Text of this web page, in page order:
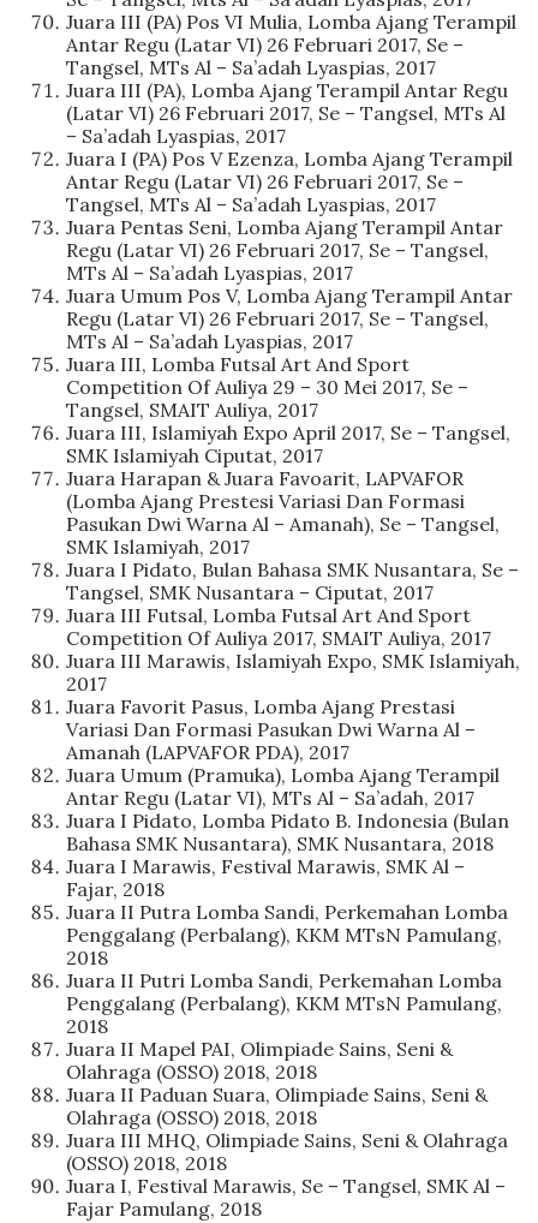
Juara III (PA) Pos VI Mulia, Lomba Ajang Terampil
Antar Regu (Latar VI) 26 Februari 2017, Se –
Tangsel, MTs Al – Sa’adah Lyaspias, 2017
Juara III (PA), Lomba Ajang Terampil Antar Regu
(Latar VI) 26 Februari 2017, Se – Tangsel, MTs Al
– Sa’adah Lyaspias, 2017
Juara I (PA) Pos V Ezenza, Lomba Ajang Terampil
Antar Regu (Latar VI) 26 Februari 2017, Se –
Tangsel, MTs Al – Sa’adah Lyaspias, 2017
Juara Pentas Seni, Lomba Ajang Terampil Antar
Regu (Latar VI) 26 Februari 2017, Se – Tangsel,
MTs Al – Sa’adah Lyaspias, 2017
Juara Umum Pos V, Lomba Ajang Terampil Antar
Regu (Latar VI) 26 Februari 2017, Se – Tangsel,
MTs Al – Sa’adah Lyaspias, 2017
Juara III, Lomba Futsal Art And Sport
Competition Of Auliya 29 – 30 Mei 2017, Se –
Tangsel, SMAIT Auliya, 2017
Juara III, Islamiyah Expo April 2017, Se – Tangsel,
SMK Islamiyah Ciputat, 2017
Juara Harapan & Juara Favoarit, LAPVAFOR
(Lomba Ajang Prestesi Variasi Dan Formasi
Pasukan Dwi Warna Al – Amanah), Se – Tangsel,
SMK Islamiyah, 2017
Juara I Pidato, Bulan Bahasa SMK Nusantara, Se –
Tangsel, SMK Nusantara – Ciputat, 2017
Juara III Futsal, Lomba Futsal Art And Sport
Competition Of Auliya 2017, SMAIT Auliya, 2017
Juara III Marawis, Islamiyah Expo, SMK Islamiyah,
2017
Juara Favorit Pasus, Lomba Ajang Prestasi
Variasi Dan Formasi Pasukan Dwi Warna Al –
Amanah (LAPVAFOR PDA), 2017
Juara Umum (Pramuka), Lomba Ajang Terampil
Antar Regu (Latar VI), MTs Al – Sa’adah, 2017
Juara I Pidato, Lomba Pidato B. Indonesia (Bulan
Bahasa SMK Nusantara), SMK Nusantara, 2018
Juara I Marawis, Festival Marawis, SMK Al –
Fajar, 2018
Juara II Putra Lomba Sandi, Perkemahan Lomba
Penggalang (Perbalang), KKM MTsN Pamulang,
2018
Juara II Putri Lomba Sandi, Perkemahan Lomba
Penggalang (Perbalang), KKM MTsN Pamulang,
2018
Juara II Mapel PAI, Olimpiade Sains, Seni &
Olahraga (OSSO) 2018, 2018
Juara II Paduan Suara, Olimpiade Sains, Seni &
Olahraga (OSSO) 2018, 2018
Juara III MHQ, Olimpiade Sains, Seni & Olahraga
(OSSO) 2018, 2018
Juara I, Festival Marawis, Se – Tangsel, SMK Al –
Fajar Pamulang, 2018